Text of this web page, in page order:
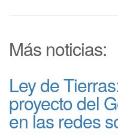
Más noticias:
Ley de
proyecto del
en las redes